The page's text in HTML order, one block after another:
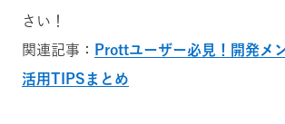
さい！
関連記事：
Prottユーザー必見！開発メ
活用TIPSまとめ